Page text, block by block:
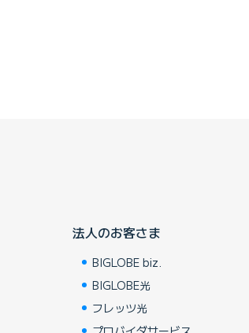
法人のお客さま
BIGLOBE biz.
BIGLOBE光
フレッツ光